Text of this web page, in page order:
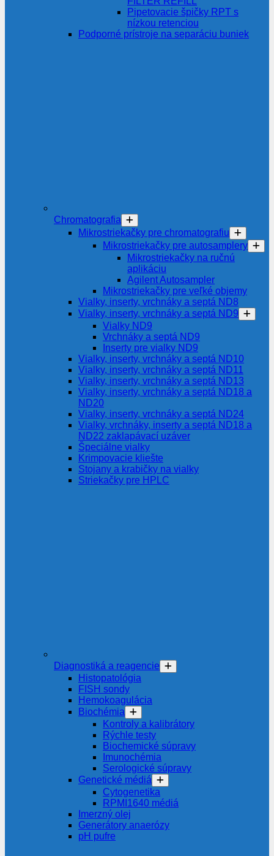
Pipetovacie špičky RPT s
nízkou retenciou
Podporné prístroje na separáciu buniek
Chromatografia
Mikrostriekačky pre chromatografiu
Mikrostriekačky pre autosamplery
Mikrostriekačky na ručnú
aplikáciu
Agilent Autosampler
Mikrostriekačky pre veľké objemy
Vialky, inserty, vrchnáky a septá ND8
Vialky, inserty, vrchnáky a septá ND9
Vialky ND9
Vrchnáky a septá ND9
Inserty pre vialky ND9
Vialky, inserty, vrchnáky a septá ND10
Vialky, inserty, vrchnáky a septá ND11
Vialky, inserty, vrchnáky a septá ND13
Vialky, inserty, vrchnáky a septá ND18 a
ND20
Vialky, inserty, vrchnáky a septá ND24
Vialky, vrchnáky, inserty a septá ND18 a
ND22 zaklapávací uzáver
Špeciálne vialky
Krimpovacie kliešte
Stojany a krabičky na vialky
Striekačky pre HPLC
Diagnostiká a reagencie
Histopatológia
FISH sondy
Hemokoagulácia
Biochémia
Kontroly a kalibrátory
Rýchle testy
Biochemické súpravy
Imunochémia
Serologické súpravy
Genetické médiá
Cytogenetika
RPMI1640 médiá
Imerzný olej
Generátory anaerózy
pH pufre